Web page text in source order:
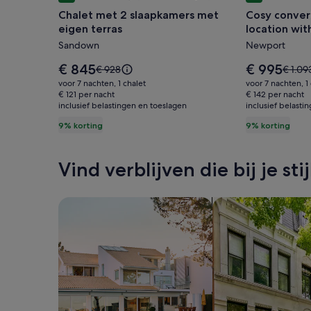
Chalet
met
2
slaapkamers
met
eigen
terras
Chalet met 2 slaapkamers met
eigen terras
Sandown
9% korting
De
prijs
is
€ 845
€ 845De
prijs
was
€ 928,
meer
het
standaardtarief.
€ 928
voor 7 nachten, 1 chalet
€ 121 per nacht
inclusief belastingen en toeslagen
Cosy
converted
barn
in
rural
location
with
views
the
Cosy
location
surrounding
Newport
9% korting
De
prijs
is
€ 995
€ 995De
prijs
was
€
meer
het
€
voor 7 nachten,
€ 142 per nacht
inclusief
Vind verblijven die bij je
Zoeken naar huizen Zoeken naar flats/